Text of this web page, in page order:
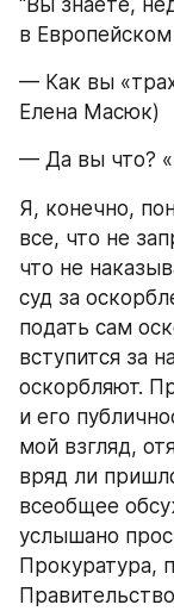
"Вы знаете,
в
— Как вы
Елена Масюк)
— Да вы что?
Я, конечно,
все, что не
что не
суд за
подать сам
вступится за
оскорбляют.
и его
мой взгляд,
вряд ли
всеобщее
услышано
Прокуратура,